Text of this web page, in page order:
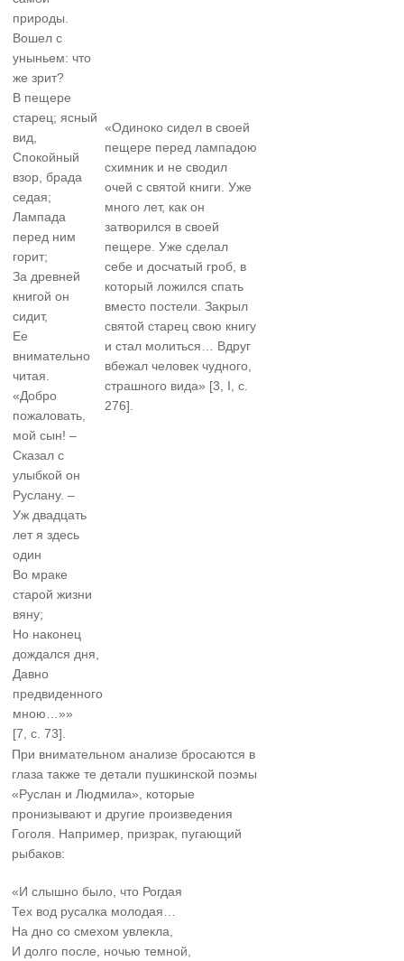
природы.
Вошел с
уныньем: что
же зрит?
В пещере
старец; ясный
вид,
Спокойный
взор, брада
седая;
Лампада
перед ним
горит;
За древней
книгой он
сидит,
Ее
внимательно
читая.
«Добро
пожаловать,
мой сын! –
Сказал с
улыбкой он
Руслану. –
Уж двадцать
лет я здесь
один
Во мраке
старой жизни
вяну;
Но наконец
дождался дня,
Давно
предвиденного
мною…»»
[7, с. 73].
«Одиноко сидел в своей
пещере перед лампадою
схимник и не сводил
очей с святой книги. Уже
много лет, как он
затворился в своей
пещере. Уже сделал
себе и досчатый гроб, в
который ложился спать
вместо постели. Закрыл
святой старец свою книгу
и стал молиться… Вдруг
вбежал человек чудного,
страшного вида» [3, I, с.
276].
При внимательном анализе бросаются в
глаза также те детали пушкинской поэмы
«Руслан и Людмила», которые
пронизывают и другие произведения
Гоголя. Например, призрак, пугающий
рыбаков:
«И слышно было, что Рогдая
Тех вод русалка молодая…
На дно со смехом увлекла,
И долго после, ночью темной,